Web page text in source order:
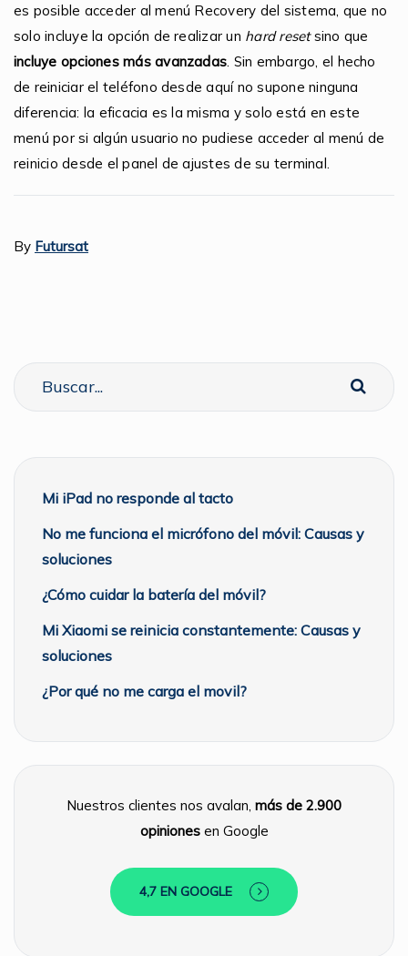
es posible acceder al menú Recovery del sistema, que no
solo incluye la opción de realizar un hard resetsino que
incluye opciones más avanzadas . Sin embargo, el hecho
de reiniciar el teléfono desde aquí no supone ninguna
diferencia: la eficacia es la misma y solo está en este
menú por si algún usuario no pudiese acceder al menú de
reinicio desde el panel de ajustes de su terminal.
By Futursat
Mi iPad no responde al tacto
No me funciona el micrófono del móvil: Causas y
soluciones
¿Cómo cuidar la batería del móvil?
Mi Xiaomi se reinicia constantemente: Causas y
soluciones
¿Por qué no me carga el movil?
Nuestros clientes nos avalan, más de 2.900
opinionesen Google
4,7 EN GOOGLE